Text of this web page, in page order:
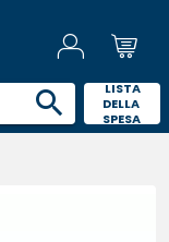
LISTA
DELLA
SPESA